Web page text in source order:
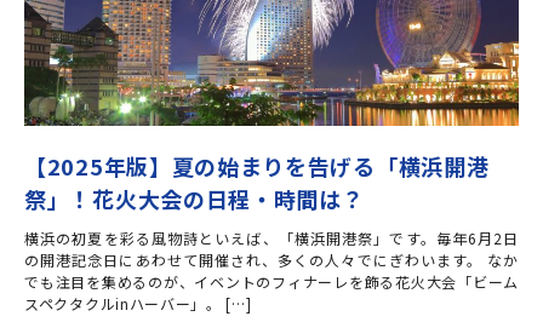
【2025年版】夏の始まりを告げる「横浜開港
祭」！花火大会の日程・時間は？
横浜の初夏を彩る風物詩といえば、「横浜開港祭」です。毎年6月2日
の開港記念日にあわせて開催され、多くの人々でにぎわいます。 なか
でも注目を集めるのが、イベントのフィナーレを飾る花火大会「ビーム
スペクタクルinハーバー」。 […]